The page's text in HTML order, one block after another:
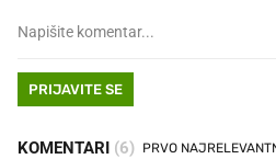
PRIJAVITE SE
KOMENTARI (6)